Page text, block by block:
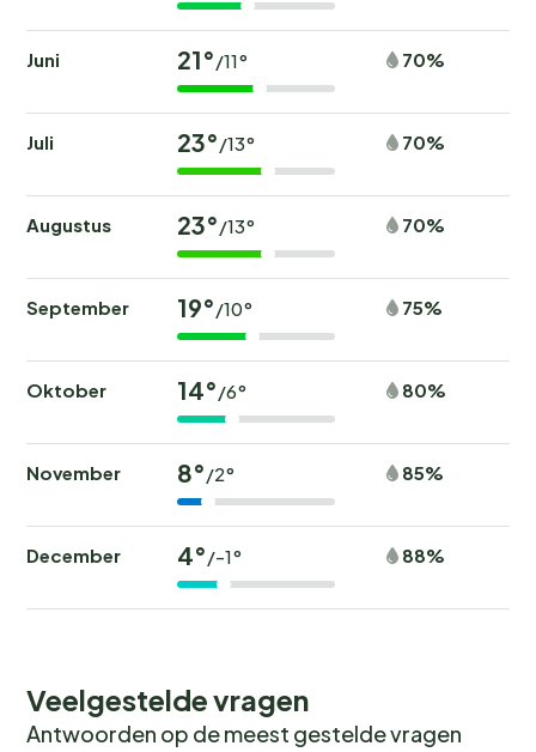
Juni 21° /11° 70%
Juli 23° /13° 70%
Augustus 23° /13° 70%
September 19° /10° 75%
Oktober 14° /6° 80%
November 8° /2° 85%
December 4° /-1° 88%
Veelgestelde vragen
Antwoorden op de meest gestelde vragen